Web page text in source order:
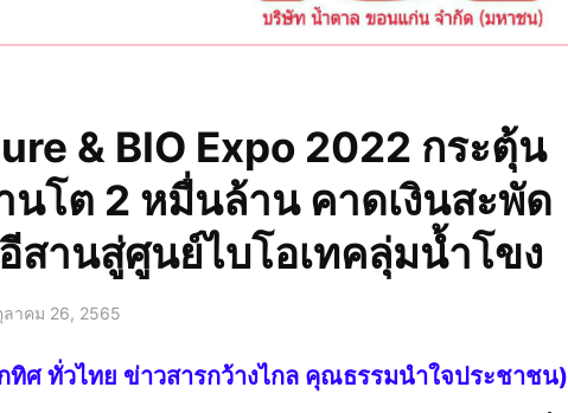
& BIO Expo 2022 กระตุ้น
โต 2 หมื่นล้าน คาดเงินสะพัด
านสู่ศูนย์ไบโอเทคลุ่มน้ำโขง
ลาคม 26, 2565
ศ ทั่วไทย ข่าวสารกว้างไกล คุณธรรมนำใจประชาชน)